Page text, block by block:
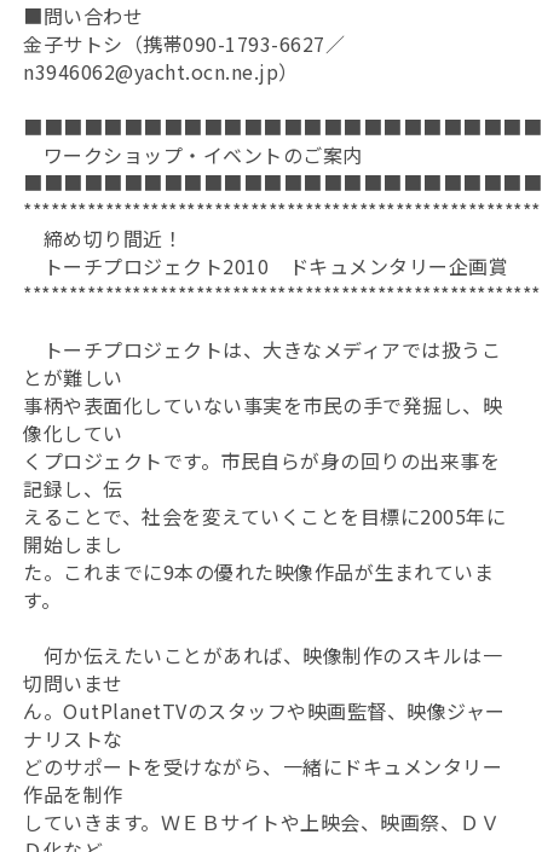
■問い合わせ
金子サトシ（携帯090-1793-6627／
n3946062@yacht.ocn.ne.jp）
ワークショップ・イベントのご案内
締め切り間近！
トーチプロジェクト2010 ドキュメンタリー企画賞
トーチプロジェクトは、大きなメディアでは扱うこ
とが難しい
事柄や表面化していない事実を市民の手で発掘し、映
像化してい
くプロジェクトです。市民自らが身の回りの出来事を
記録し、伝
えることで、社会を変えていくことを目標に2005年に
開始しまし
た。これまでに9本の優れた映像作品が生まれていま
す。
何か伝えたいことがあれば、映像制作のスキルは一
切問いませ
ん。OutPlanetTVのスタッフや映画監督、映像ジャー
ナリストな
どのサポートを受けながら、一緒にドキュメンタリー
作品を制作
していきます。ＷＥＢサイトや上映会、映画祭、ＤＶ